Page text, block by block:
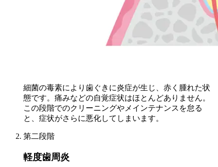
細菌の毒素により歯ぐきに炎症が生じ、赤く腫れた状
態です。痛みなどの自覚症状はほとんどありません。
この段階でのクリーニングやメインテナンスを怠る
と、症状がさらに悪化してしまいます。
第二段階
軽度歯周炎